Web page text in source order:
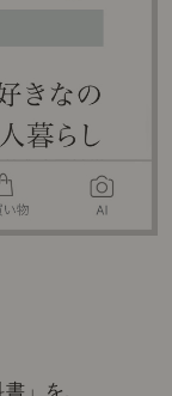
」を、